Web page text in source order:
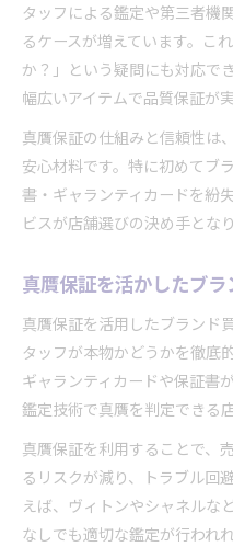
タッフによる鑑定や第三者機
るケースが増えています。こ
か？」という疑問にも対応で
幅広いアイテムで品質保証が
真贋保証の仕組みと信頼性は
安心材料です。特に初めてブ
書・ギャランティカードを紛
ビスが店舗選びの決め手となり
真贋保証を活かしたブ
真贋保証を活用したブランド
タッフが本物かどうかを徹底
ギャランティカードや保証書
鑑定技術で真贋を判定できる
真贋保証を利用することで、
るリスクが減り、トラブル回
えば、ヴィトンやシャネルな
なしでも適切な鑑定が行われ